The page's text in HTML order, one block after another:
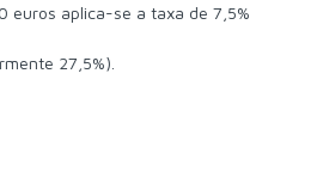
euros aplica-se a taxa de 7,5%
27,5%).